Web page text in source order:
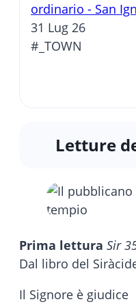
ordinario - San
31 Lug 26
#_TOWN
Letture
Prima lettura Sir
Dal libro del
Il Signore è giudice